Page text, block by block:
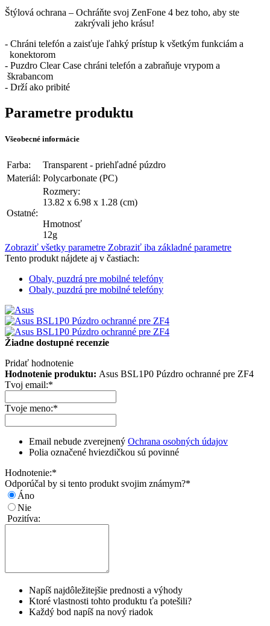
Štýlová ochrana – Ochráňte svoj ZenFone 4 bez toho, aby ste
zakrývali jeho krásu!
- Chráni telefón a zaisťuje ľahký prístup k všetkým funkciám a
konektorom
- Puzdro Clear Case chráni telefón a zabraňuje vrypom a
škrabancom
- Drží ako pribité
Parametre produktu
Všeobecné informácie
Farba:
Transparent - priehľadné púzdro
Materiál: Polycarbonate (PC)
Ostatné:
Rozmery:
13.82 x 6.98 x 1.28 (cm)
Hmotnosť
12g
Zobraziť všetky parametre Zobraziť iba základné parametre
Tento produkt nájdete aj v častiach:
Obaly, puzdrá pre mobilné telefóny
Obaly, puzdrá pre mobilné telefóny
Žiadne dostupné recenzie
Pridať hodnotenie
Hodnotenie produktu: Asus BSL1P0 Púzdro ochranné pre ZF4
Tvoj email:*
Tvoje meno:*
Email nebude zverejnený Ochrana osobných údajov
Polia označené hviezdičkou sú povinné
Hodnotenie:*
Odporúčal by si tento produkt svojim známym?*
Áno
Nie
Pozitíva:
Napíš najdôležitejšie prednosti a výhody
Ktoré vlastnosti tohto produktu ťa potešili?
Každý bod napíš na nový riadok